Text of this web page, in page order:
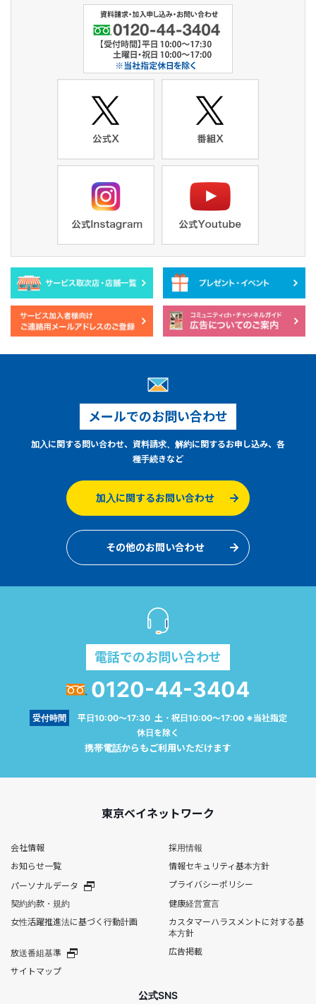
メールでのお問い合わせ
加入に関する問い合わせ、資料請求、解約に関するお申し込み、各
種手続きなど
加入に関するお問い合わせ
その他のお問い合わせ
電話でのお問い合わせ
0120-44-3404
受付時間
平日10:00～17:30 土・祝日10:00～17:00 ※当社指定
休日を除く
携帯電話からもご利用いただけます
東京ベイネットワーク
会社情報
採用情報
お知らせ一覧
情報セキュリティ基本方針
パーソナルデータ
プライバシーポリシー
契約約款・規約
健康経営宣言
女性活躍推進法に基づく行動計画
カスタマーハラスメントに対する基
本方針
放送番組基準
広告掲載
サイトマップ
公式SNS